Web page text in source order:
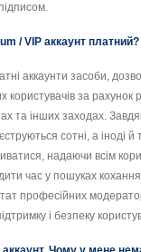
/ VIP аккаунт платний?
аккаунти засоби,
користувачів за рахунок
та інших заходах.
сотні, а іноді й
надаючи всім
час у пошуках
професійних
і безпеку